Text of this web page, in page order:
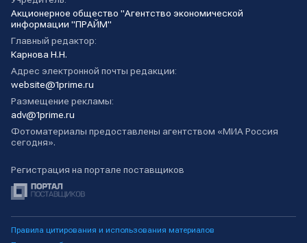
Акционерное общество "Агентство экономической
информации "ПРАЙМ"
Главный редактор:
Карнова Н.Н.
Адрес электронной почты редакции:
website@1prime.ru
Размещение рекламы:
adv@1prime.ru
Фотоматериалы предоставлены агентством «МИА Россия
сегодня».
Регистрация на портале поставщиков
Правила цитирования и использования материалов